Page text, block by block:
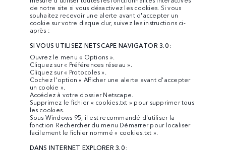
de notre site si vous désactivez les cookies. Si vous
souhaitez recevoir une alerte avant d'accepter un
cookie sur votre disque dur, suivez les instructions ci-
après :
SI VOUS UTILISEZ NETSCAPE NAVIGATOR 3.0 :
Ouvrez le menu « Options ».
Cliquez sur « Préférences réseau ».
Cliquez sur « Protocoles ».
Cochez l'option « Afficher une alerte avant d'accepter
un cookie ».
Accédez à votre dossier Netscape.
Supprimez le fichier « cookies.txt » pour supprimer tous
les cookies.
Sous Windows 95, il est recommandé d'utiliser la
fonction Rechercher du menu Démarrer pour localiser
facilement le fichier nommé « cookies.txt ».
DANS INTERNET EXPLORER 3.0 :